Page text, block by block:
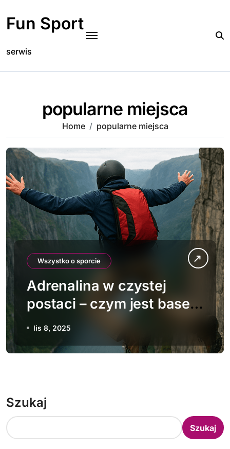
content
Fun Sport
serwis
popularne miejsca
Home popularne miejsca
Wszystko o sporcie
Adrenalina w czystej
postaci – czym jest base
jumping?
lis 8, 2025
Szukaj
Szukaj